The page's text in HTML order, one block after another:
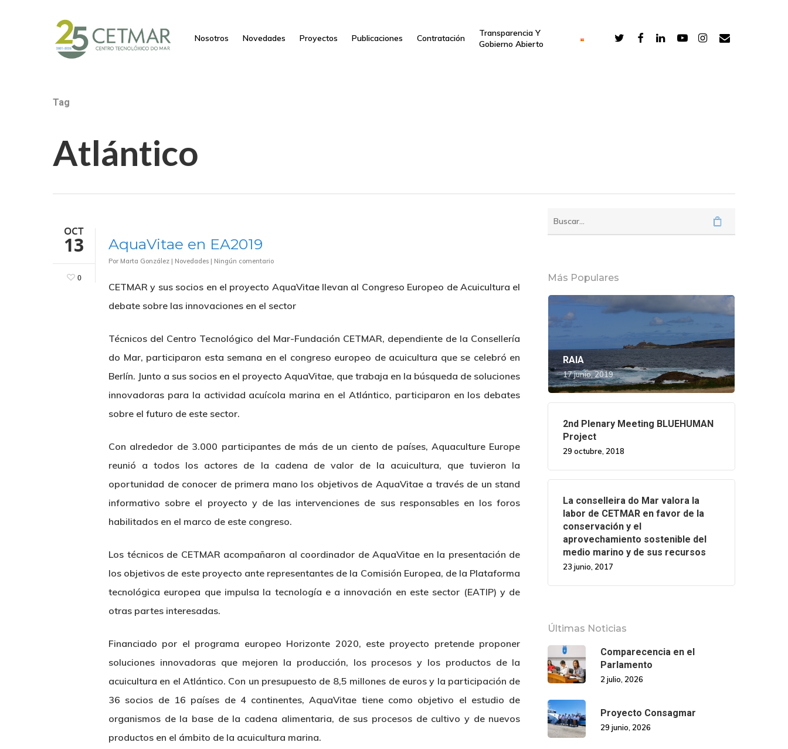
Hit enter to search or ESC to close
Nosotros Novedades Proyectos Publicaciones Contratación
Transparencia Y
Gobierno Abierto
Tag
Atlántico
OCT
13
0
AquaVitae en EA2019
Por Marta González | Novedades | Ningún comentario
CETMAR y sus socios en el proyecto AquaVitae llevan al Congreso Europeo de Acuicultura el
debate sobre las innovaciones en el sector
Técnicos del Centro Tecnológico del Mar-Fundación CETMAR, dependiente de la Consellería
do Mar, participaron esta semana en el congreso europeo de acuicultura que se celebró en
Berlín. Junto a sus socios en el proyecto AquaVitae, que trabaja en la búsqueda de soluciones
innovadoras para la actividad acuícola marina en el Atlántico, participaron en los debates
sobre el futuro de este sector.
Con alrededor de 3.000 participantes de más de un ciento de países, Aquaculture Europe
reunió a todos los actores de la cadena de valor de la acuicultura, que tuvieron la
oportunidad de conocer de primera mano los objetivos de AquaVitae a través de un stand
informativo sobre el proyecto y de las intervenciones de sus responsables en los foros
habilitados en el marco de este congreso.
Los técnicos de CETMAR acompañaron al coordinador de AquaVitae en la presentación de
los objetivos de este proyecto ante representantes de la Comisión Europea, de la Plataforma
tecnológica europea que impulsa la tecnología e a innovación en este sector (EATIP) y de
otras partes interesadas.
Financiado por el programa europeo Horizonte 2020, este proyecto pretende proponer
soluciones innovadoras que mejoren la producción, los procesos y los productos de la
acuicultura en el Atlántico. Con un presupuesto de 8,5 millones de euros y la participación de
36 socios de 16 países de 4 continentes, AquaVitae tiene como objetivo el estudio de
organismos de la base de la cadena alimentaria, de sus procesos de cultivo y de nuevos
productos en el ámbito de la acuicultura marina.
Más Populares
RAIA
17 junio, 2019
2nd Plenary Meeting BLUEHUMAN
Project
29 octubre, 2018
La conselleira do Mar valora la
labor de CETMAR en favor de la
conservación y el
aprovechamiento sostenible del
medio marino y de sus recursos
23 junio, 2017
Últimas Noticias
Comparecencia en el
Parlamento
2 julio, 2026
Proyecto Consagmar
29 junio, 2026